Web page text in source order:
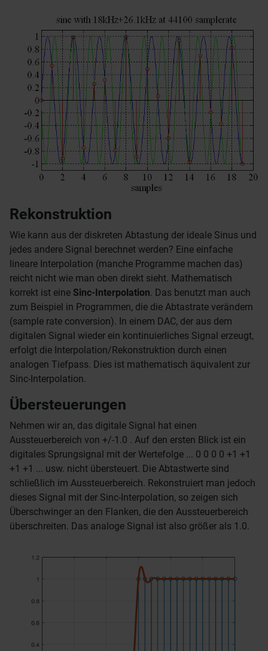
Rekonstruktion
Wie kann aus der diskreten Abtastung der ideale Sinus und
jedes andere Signal berechnet werden? Eine einfache
lineare Interpolation (manche Programme machen das)
reicht nicht wie man oben direkt sieht. Mathematisch
korrekt ist eine Sinc-Interpolation. Das benutzt man auch
zum Beispiel in Programmen, die die Abtastrate verändern
(sample rate conversion). In einem DAC, der aus dem
digitalen Signal wieder ein kontinuierliches Signal erzeugt,
erfolgt die Interpolation/Rekonstruktion durch einen
analogen Tiefpass. Dies ist mathematisch äquivalent zur
Sinc-Interpolation.
Übersteuerungen
Nehmen wir an, das digitale Signal hat einen
Aussteuerbereich von +/-1.0 . Auf den ersten Blick ist ein
digitales Sprungsignal mit der Wertefolge ... 0 0 0 0 +1 +1
+1 +1 ... usw. nicht übersteuert. Die Abtastwerte sind
schließlich im Aussteuerbereich. Rekonstruiert man jedoch
dieses Signal mit der Sinc-Interpolation, so zeigen sich
Überschwinger an den Flanken, die den Aussteuerbereich
überschreiten. Das analoge Signal ist also größer als 1.0.